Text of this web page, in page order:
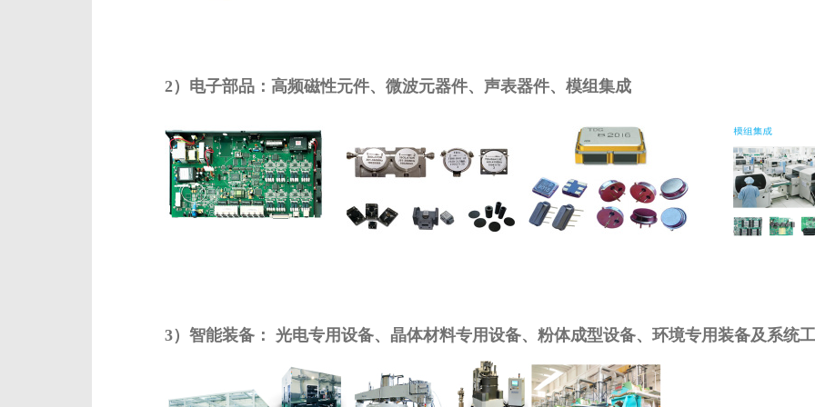
2）电子部品：高频磁性元件、微波元器件、声表器件、模组集成
3）智能装备： 光电专用设备、晶体材料专用设备、粉体成型设备、环境专用装备及系统